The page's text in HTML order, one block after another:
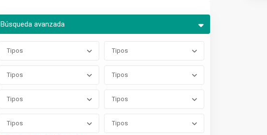
Búsqueda avanzada
Tipos Tipos
Tipos Tipos
Tipos Tipos
Tipos Tipos